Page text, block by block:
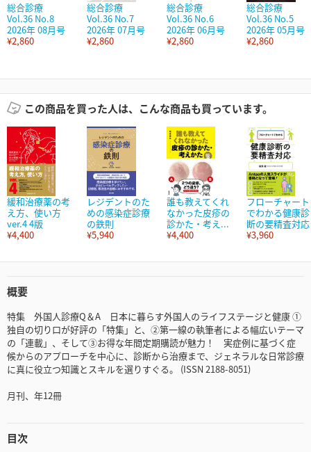
総合診療
Vol.36 No.8
2026年 08月号
¥2,860
総合診療
Vol.36 No.7
2026年 07月号
¥2,860
総合診療
Vol.36 No.6
2026年 06月号
¥2,860
総合診療
Vol.36 No.5
2026年 05月号
¥2,860
この商品を買った人は、こんな商品も買っています。
緩和治療薬の考
え方、使い方
ver.4 4版
¥4,400
レジデントのた
めの感染症診療
の鉄則
¥5,940
誰も教えてくれ
なかった皮疹の
診かた・考え...
¥4,400
フローチャート
でわかる健康診
断の要精査対応
¥3,960
概要
特集 外国人診療Q＆A 日本に暮らす外国人のライフステージと健康 ①
独自の切り口が好評の「特集」と、②第一線の執筆者による幅広いテーマ
の「連載」、そして③お得な年間定期購読が魅力！ 実症例に基づく症
候からのアプローチを中心に、診断から治療まで、ジェネラルな日常診療
に真に役立つ知識とスキルを選りすぐる。 (ISSN 2188-8051)
月刊、年12冊
目次